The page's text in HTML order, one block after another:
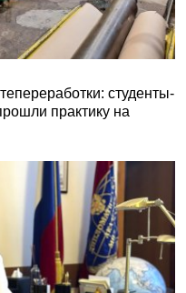
студенты-
практику на